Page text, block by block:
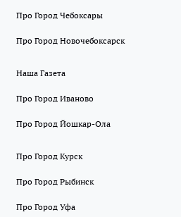
Про Город Чебоксары
Про Город Новочебоксарск
Наша Газета
Про Город Иваново
Про Город Йошкар-Ола
Про Город Курск
Про Город Рыбинск
Про Город Уфа